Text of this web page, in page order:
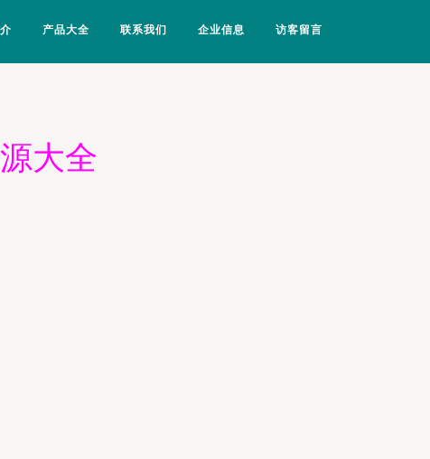
产品大全 联系我们 企业信息 访客留言
大全